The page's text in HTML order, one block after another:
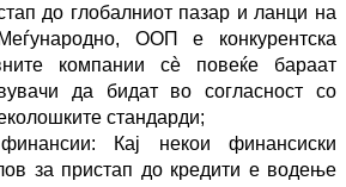
до глобалниот пазар и ланци на
ООП е конкурентска
компании сè повеќе бараат
да бидат во согласност со
стандарди;
Кај некои финансиски
за пристап до кредити е водење